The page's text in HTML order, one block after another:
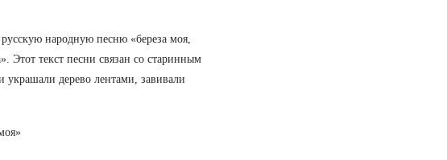
народную песню «береза моя,
Этот текст песни связан со старинным
украшали дерево лентами, завивали